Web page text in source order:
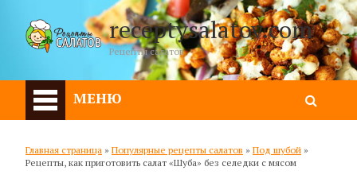
receptysalatov.com
Рецепты салатов
МЕНЮ
Главная страница » Популярные рецепты салатов » Под шубой »
Рецепты, как приготовить салат «Шуба» без селедки с мясом